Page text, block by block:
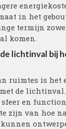
in het
termijn
komen.
lichtinval bij
ruimtes is het
de
en
te zijn van hoe